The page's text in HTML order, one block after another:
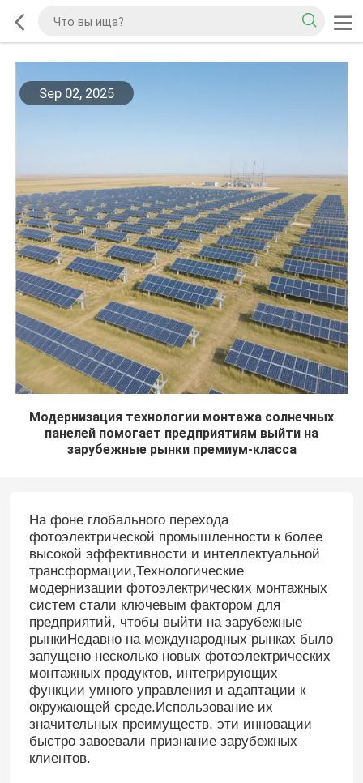
Sep 02, 2025
Модернизация технологии монтажа солнечных
панелей помогает предприятиям выйти на
зарубежные рынки премиум-класса
На фоне глобального перехода
фотоэлектрической промышленности к более
высокой эффективности и интеллектуальной
трансформации,Технологические
модернизации фотоэлектрических монтажных
систем стали ключевым фактором для
предприятий, чтобы выйти на зарубежные
рынкиНедавно на международных рынках было
запущено несколько новых фотоэлектрических
монтажных продуктов, интегрирующих
функции умного управления и адаптации к
окружающей среде.Использование их
значительных преимуществ, эти инновации
быстро завоевали признание зарубежных
клиентов.